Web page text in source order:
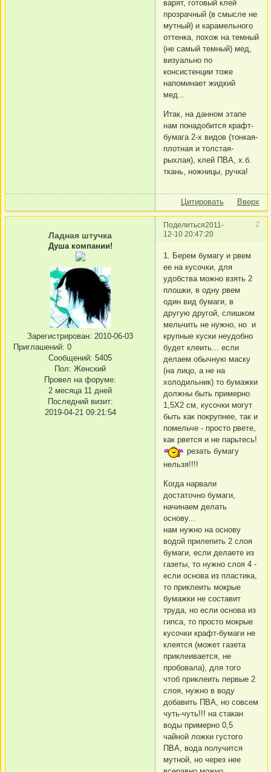
варят, готовый клей
прозрачный (в смысле не
мутный) и карамельного
оттенка, похож на темный
(не самый темный) мед,
визуально по
консистенции тоже
напоминает жидкий
мед...
Итак, на данном этапе
нам понадобится крафт-
бумага 2-х видов (тонкая-
плотная и толстая-
рыхлая), клей ПВА, х.б.
ткань, ножницы, ручка!
Цитировать Вверх
Поделиться 2
2011-
12-10 20:47:20
Ладная штучка
Душа компании!
Зарегистрирован: 2010-06-03
Приглашений: 0
Сообщений: 5405
Пол: Женский
Провел на форуме:
2 месяца 11 дней
Последний визит:
2019-04-21 09:21:54
1. Берем бумагу и рвем
ее на кусочки, для
удобства можно взять 2
плошки, в одну рвем
один вид бумаги, в
другую другой, слишком
мельчить не нужно, но и
крупные куски неудобно
будет клеить... если
делаем обычную маску
(на лицо, а не на
холодильник) то бумажки
должны быть примерно
1,5Х2 см, кусочки могут
быть как покрупнее, так и
помельче - просто рвете,
как рвется и не парьтесь!
резать бумагу
нельзя!!!!
Когда нарвали
достаточно бумаги,
начинаем делать
основу...
нам нужно на основу
водой прилепить 2 слоя
бумаги, если делаете из
газеты, то нужно слоя 4 -
если основа из пластика,
то приклеить мокрые
бумажки не составит
труда, но если основа из
гипса, то просто мокрые
кусочки крафт-бумаги не
клеятся (может газета
приклеивается, не
пробовала), для того
чтоб приклеить первые 2
слоя, нужно в воду
добавить ПВА, но совсем
чуть-чуть!!! на стакан
воды примерно 0,5
чайной ложки густого
ПВА, вода получится
мутной, но через нее